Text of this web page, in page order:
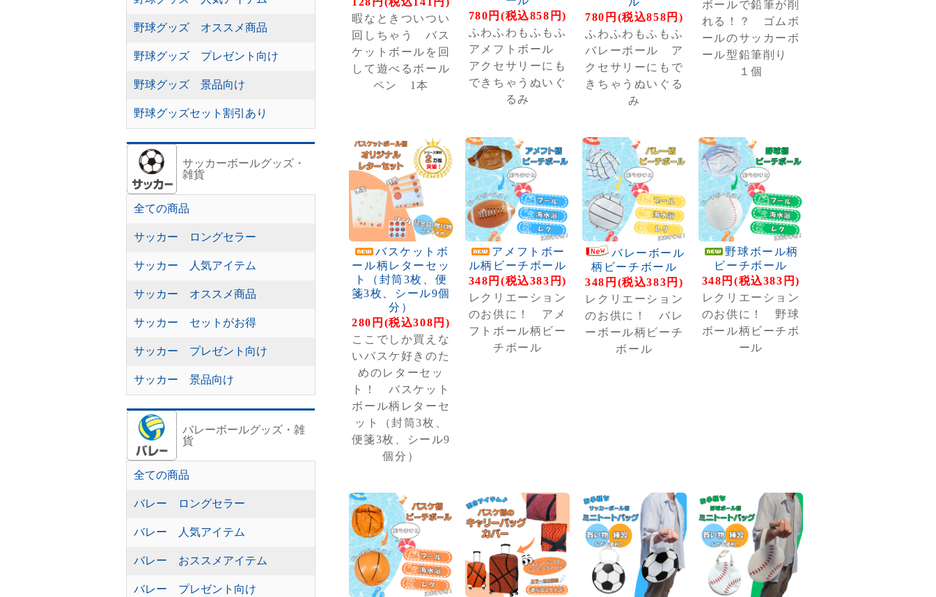
暇なときついつい
回しちゃう バス
ケットボールを回
して遊べるボール
ペン 1本
780円(税込858円)
ふわふわもふもふ
アメフトボール
アクセサリーにも
できちゃうぬいぐ
るみ
780円(税込858円)
ふわふわもふもふ
バレーボール ア
クセサリーにもで
きちゃうぬいぐる
み
ボールで鉛筆が削
れる！？ ゴムボ
ールのサッカーボ
ール型鉛筆削り
１個
バスケットボ
ール柄レターセッ
ト（封筒3枚、便
箋3枚、シール9個
分）
280円(税込308円)
ここでしか買えな
いバスケ好きのた
めのレターセッ
ト！ バスケット
ボール柄レターセ
ット（封筒3枚、
便箋3枚、シール9
個分）
アメフトボー
ル柄ビーチボール
348円(税込383円)
レクリエーション
のお供に！ アメ
フトボール柄ビー
チボール
バレーボール
柄ビーチボール
348円(税込383円)
レクリエーション
のお供に！ バレ
ーボール柄ビーチ
ボール
野球ボール柄
ビーチボール
348円(税込383円)
レクリエーション
のお供に！ 野球
ボール柄ビーチボ
ール
野球グッズ オススメ商品
野球グッズ プレゼント向け
野球グッズ 景品向け
野球グッズセット割引あり
サッカーボールグッズ・
雑貨
全ての商品
サッカー ロングセラー
サッカー 人気アイテム
サッカー オススメ商品
サッカー セットがお得
サッカー プレゼント向け
サッカー 景品向け
バレーボールグッズ・雑
貨
全ての商品
バレー ロングセラー
バレー 人気アイテム
バレー おススメアイテム
バレー プレゼント向け